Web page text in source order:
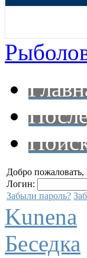
Добро пожаловать,
Логин:
Забыли пароль?
Kunena
Беседка